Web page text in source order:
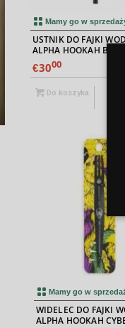
Mamy go w
USTNIK DO FAJKI
ALPHA HOOKAH
MATTE
€3000
Do koszyka
Mamy go w
WIDELEC DO FAJKI
ALPHA HOOKAH